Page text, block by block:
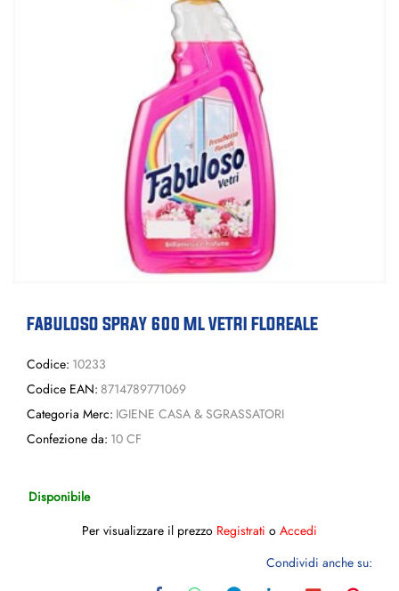
FABULOSO SPRAY 600 ML VETRI FLOREALE
Codice: 10233
Codice EAN: 8714789771069
Categoria Merc: IGIENE CASA & SGRASSATORI
Confezione da: 10 CF
Disponibile
Per visualizzare il prezzo Registrati o Accedi
Condividi anche su: